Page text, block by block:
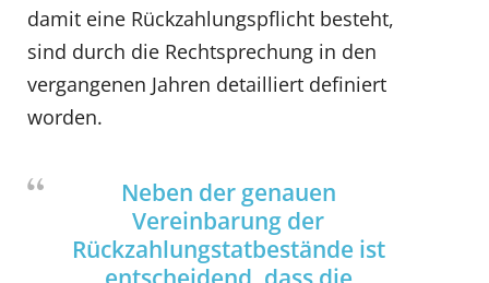
damit eine Rückzahlungspflicht besteht,
sind durch die Rechtsprechung in den
vergangenen Jahren detailliert definiert
worden.
Neben der genauen
Vereinbarung der
Rückzahlungstatbestände ist